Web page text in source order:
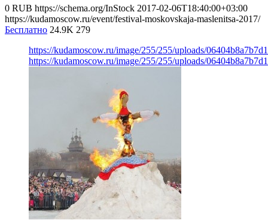
0 RUB https://schema.org/InStock 2017-02-06T18:40:00+03:00
https://kudamoscow.ru/event/festival-moskovskaja-maslenitsa-2017/
Бесплатно 24.9K 279
https://kudamoscow.ru/image/255/255/uploads/
https://kudamoscow.ru/image/255/255/uploads/